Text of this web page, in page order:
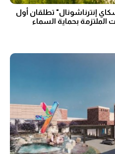
إنترناشونال" تطلقان أول
الملتزمة بحماية السماء